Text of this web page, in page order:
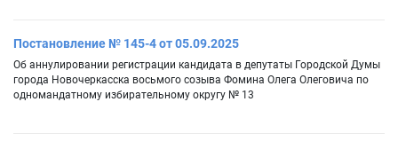
Постановление № 145-4 от 05.09.2025
Об аннулировании регистрации кандидата в депутаты Городской Думы
города Новочеркасска восьмого созыва Фомина Олега Олеговича по
одномандатному избирательному округу № 13